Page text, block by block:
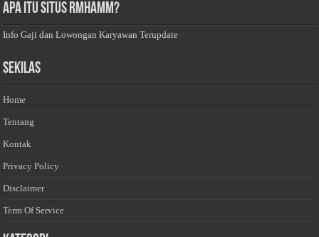
Apa Itu Situs Rmhamm?
Info Gaji dan Lowongan Karyawan Terupdate
Sekilas
Home
Tentang
Kontak
Privacy Policy
Disclaimer
Term Of Service